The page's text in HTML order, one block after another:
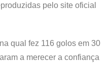
pelo site oficial
qual fez 116 golos em 30
a merecer a confiança